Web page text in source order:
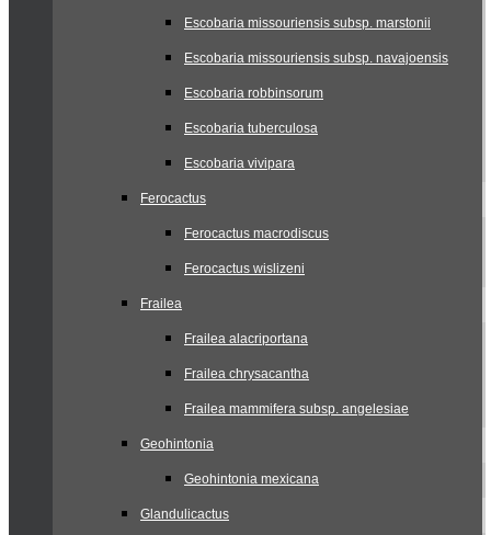
Escobaria missouriensis subsp. marstonii
Escobaria missouriensis subsp. navajoensis
Escobaria robbinsorum
Escobaria tuberculosa
Escobaria vivipara
Ferocactus
Ferocactus macrodiscus
Ferocactus wislizeni
Frailea
Frailea alacriportana
Frailea chrysacantha
Frailea mammifera subsp. angelesiae
Geohintonia
Geohintonia mexicana
Glandulicactus